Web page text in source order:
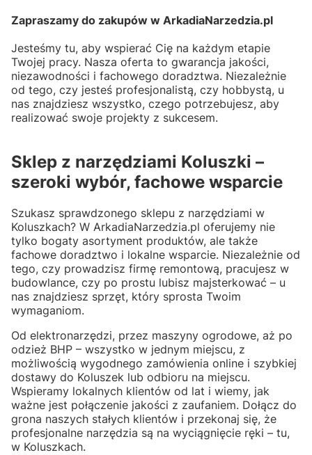
Zapraszamy do zakupów w ArkadiaNarzedzia.pl
Jesteśmy tu, aby wspierać Cię na każdym etapie
Twojej pracy. Nasza oferta to gwarancja jakości,
niezawodności i fachowego doradztwa. Niezależnie
od tego, czy jesteś profesjonalistą, czy hobbystą, u
nas znajdziesz wszystko, czego potrzebujesz, aby
realizować swoje projekty z sukcesem.
Sklep z narzędziami Koluszki –
szeroki wybór, fachowe wsparcie
Szukasz sprawdzonego sklepu z narzędziami w
Koluszkach? W ArkadiaNarzedzia.pl oferujemy nie
tylko bogaty asortyment produktów, ale także
fachowe doradztwo i lokalne wsparcie. Niezależnie od
tego, czy prowadzisz firmę remontową, pracujesz w
budowlance, czy po prostu lubisz majsterkować – u
nas znajdziesz sprzęt, który sprosta Twoim
wymaganiom.
Od elektronarzędzi, przez maszyny ogrodowe, aż po
odzież BHP – wszystko w jednym miejscu, z
możliwością wygodnego zamówienia online i szybkiej
dostawy do Koluszek lub odbioru na miejscu.
Wspieramy lokalnych klientów od lat i wiemy, jak
ważne jest połączenie jakości z zaufaniem. Dołącz do
grona naszych stałych klientów i przekonaj się, że
profesjonalne narzędzia są na wyciągnięcie ręki – tu,
w Koluszkach.